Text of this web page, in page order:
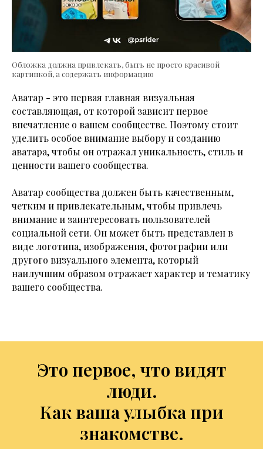
Обложка должна привлекать, быть не просто красивой
картинкой, а содержать информацию
Аватар - это первая главная визуальная
составляющая, от которой зависит первое
впечатление о вашем сообществе. Поэтому стоит
уделить особое внимание выбору и созданию
аватара, чтобы он отражал уникальность, стиль и
ценности вашего сообщества.
Аватар сообщества должен быть качественным,
четким и привлекательным, чтобы привлечь
внимание и заинтересовать пользователей
социальной сети. Он может быть представлен в
виде логотипа, изображения, фотографии или
другого визуального элемента, который
наилучшим образом отражает характер и тематику
вашего сообщества.
Это первое, что видят
люди.
Как ваша улыбка при
знакомстве.